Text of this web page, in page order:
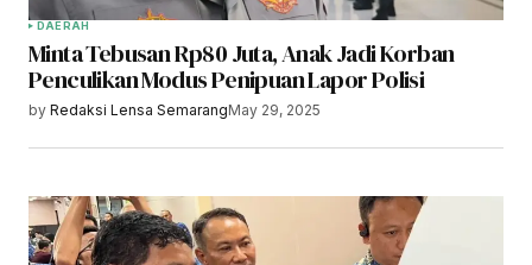
DAERAH
Minta Tebusan Rp80 Juta, Anak Jadi Korban
Penculikan Modus Penipuan Lapor Polisi
by Redaksi Lensa SemarangMay 29, 2025